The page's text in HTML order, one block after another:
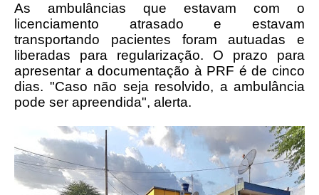
As ambulâncias que estavam com o
licenciamento atrasado e estavam
transportando pacientes foram autuadas e
liberadas para regularização. O prazo para
apresentar a documentação à PRF é de cinco
dias. "Caso não seja resolvido, a ambulância
pode ser apreendida", alerta.